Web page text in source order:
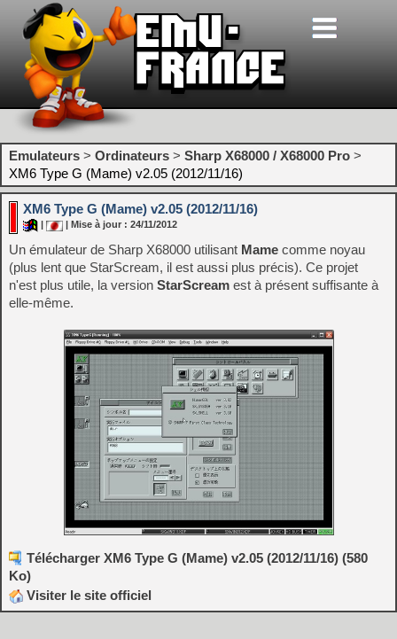
Emulateurs > Ordinateurs > Sharp X68000 / X68000 Pro >
XM6 Type G (Mame) v2.05 (2012/11/16)
XM6 Type G (Mame) v2.05 (2012/11/16)
| Mise à jour : 24/11/2012
Un émulateur de Sharp X68000 utilisant Mame comme noyau
(plus lent que StarScream, il est aussi plus précis). Ce projet
n'est plus utile, la version StarScream est à présent suffisante à
elle-même.
Télécharger XM6 Type G (Mame) v2.05 (2012/11/16) (580
Ko)
Visiter le site officiel